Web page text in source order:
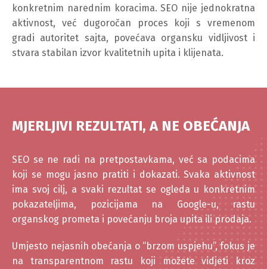
konkretnim narednim koracima. SEO nije jednokratna
aktivnost, već dugoročan proces koji s vremenom
gradi autoritet sajta, povećava organsku vidljivost i
stvara stabilan izvor kvalitetnih upita i klijenata.
MJERLJIVI REZULTATI, A NE OBEĆANJA
SEO se ne radi na pretpostavkama, već sa podacima
koji se mogu jasno pratiti i dokazati. Svaka aktivnost
ima svoj cilj, a svaki rezultat se ogleda u konkretnim
pokazateljima, pozicijama na Google-u, rastu
organskog prometa i povećanju broja upita ili prodaja.
Umjesto nejasnih obećanja o “brzom uspjehu”, fokus je
na transparentnom rastu koji možete vidjeti kroz